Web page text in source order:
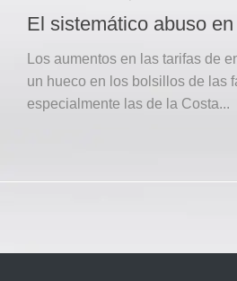
El sistemático abuso
Los aumentos en las tarifas de
un hueco en los bolsillos de las
especialmente las de la Costa...